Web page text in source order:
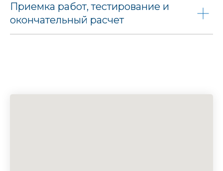
Приемка работ, тестирование и
окончательный расчет